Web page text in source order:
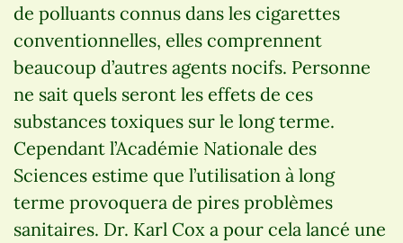
de polluants connus dans les cigarettes
conventionnelles, elles comprennent
beaucoup d’autres agents nocifs. Personne
ne sait quels seront les effets de ces
substances toxiques sur le long terme.
Cependant l’Académie Nationale des
Sciences estime que l’utilisation à long
terme provoquera de pires problèmes
sanitaires. Dr. Karl Cox a pour cela lancé une